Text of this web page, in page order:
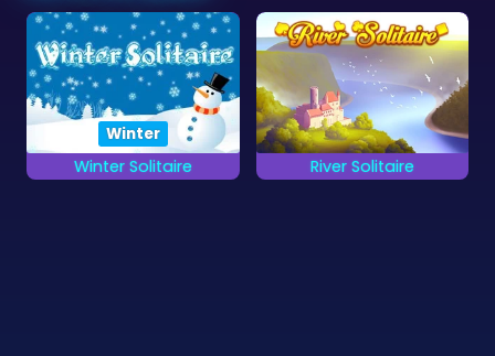
Winter Solitaire
Winter
Lege alle Karten in
River Solitaire
Lege alle Karten so